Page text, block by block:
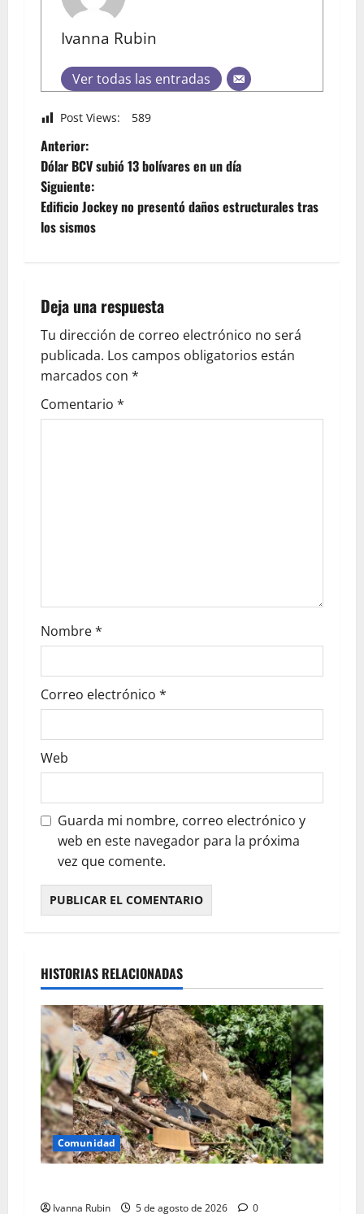
Ivanna Rubin
Ver todas las entradas
Post Views: 589
Anterior:
Dólar BCV subió 13 bolívares en un día
Siguiente:
Edificio Jockey no presentó daños estructurales tras
los sismos
Deja una respuesta
Tu dirección de correo electrónico no será
publicada. Los campos obligatorios están
marcados con *
Comentario *
Nombre*
Correo electrónico *
Web
Guarda mi nombre, correo electrónico y
web en este navegador para la próxima
vez que comente.
HISTORIAS RELACIONADAS
Comunidad
Ivanna Rubin 5 de agosto de 2026 0